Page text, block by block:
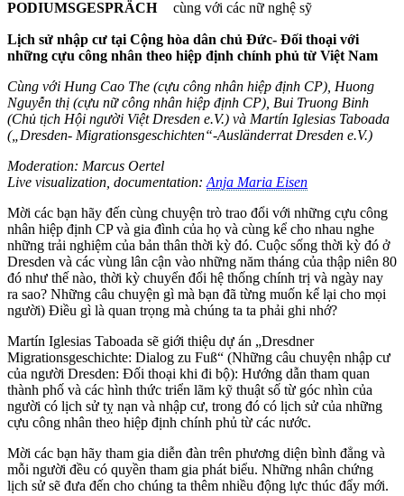
PODIUMSGESPRÄCH cùng với các nữ nghệ sỹ
Lịch sử nhập cư tại Cộng hòa dân chủ Đức- Đối thoại với
những cựu công nhân theo hiệp định chính phủ từ Việt Nam
Cùng với Hung Cao The (cựu công nhân hiệp định CP), Huong
Nguyễn thị (cựu nữ công nhân hiệp định CP), Bui Truong Binh
(Chủ tịch Hội người Việt Dresden e.V.) và Martín Iglesias Taboada
(„Dresden- Migrationsgeschichten“-Ausländerrat Dresden e.V.)
Moderation: Marcus Oertel
Live visualization, documentation: Anja Maria Eisen
Mời các bạn hãy đến cùng chuyện trò trao đổi với những cựu công
nhân hiệp định CP và gia đình của họ và cùng kể cho nhau nghe
những trải nghiệm của bản thân thời kỳ đó. Cuộc sống thời kỳ đó ở
Dresden và các vùng lân cận vào những năm tháng của thập niên 80
đó như thế nào, thời kỳ chuyển đổi hệ thống chính trị và ngày nay
ra sao? Những câu chuyện gì mà bạn đã từng muốn kể lại cho mọi
người) Điều gì là quan trọng mà chúng ta ta phải ghi nhớ?
Martín Iglesias Taboada sẽ giới thiệu dự án „Dresdner
Migrationsgeschichte: Dialog zu Fuß“ (Những câu chuyện nhập cư
của người Dresden: Đối thoại khi đi bộ): Hướng dẫn tham quan
thành phố và các hình thức triển lãm kỹ thuật số từ góc nhìn của
người có lịch sử tỵ nạn và nhập cư, trong đó có lịch sử của những
cựu công nhân theo hiệp định chính phủ từ các nước.
Mời các bạn hãy tham gia diễn đàn trên phương diện bình đẳng và
mỗi người đều có quyền tham gia phát biểu. Những nhân chứng
lịch sử sẽ đưa đến cho chúng ta thêm nhiều động lực thúc đẩy mới.